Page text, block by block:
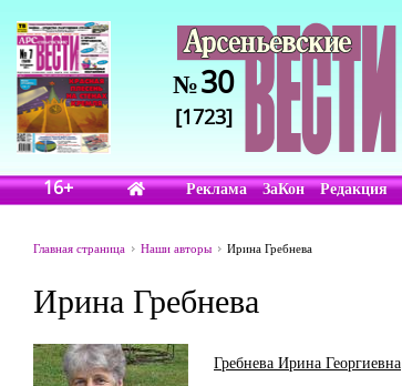
№30
[1723]
16+ Реклама ЗаКон Редакция
Главная страница Наши авторы Ирина Гребнева
Ирина Гребнева
Гребнева Ирина Георгиевна